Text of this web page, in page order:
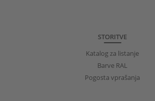
STORITVE
Katalog za listanje
Barve RAL
Pogosta vprašanja